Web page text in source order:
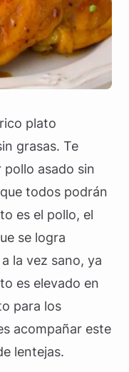
plato
grasas. Te
asado sin
todos podrán
es el pollo, el
se logra
la vez sano, ya
es elevado en
para los
acompañar este
lentejas.